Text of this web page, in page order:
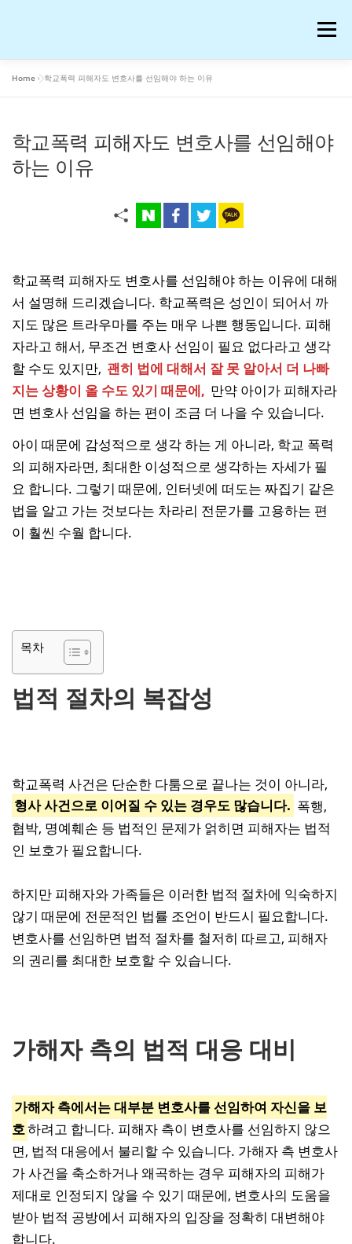
메뉴
AI 연구 워드프레스 일기 온라인 강의 후기
생활꿀팁 반려동물 화장품
프로그램 IT 저작권과 법
Home »학교폭력 피해자도 변호사를 선임해야 하는 이유
학교폭력 피해자도 변호사를 선임해야
하는 이유
학교폭력 피해자도 변호사를 선임해야 하는 이유에 대해
서 설명해 드리겠습니다. 학교폭력은 성인이 되어서 까
지도 많은 트라우마를 주는 매우 나쁜 행동입니다. 피해
자라고 해서, 무조건 변호사 선임이 필요 없다라고 생각
할 수도 있지만, 괜히 법에 대해서 잘 못 알아서 더 나빠
지는 상황이 올 수도 있기 때문에, 만약 아이가 피해자라
면 변호사 선임을 하는 편이 조금 더 나을 수 있습니다.
아이 때문에 감성적으로 생각 하는 게 아니라, 학교 폭력
의 피해자라면, 최대한 이성적으로 생각하는 자세가 필
요 합니다. 그렇기 때문에, 인터넷에 떠도는 짜집기 같은
법을 알고 가는 것보다는 차라리 전문가를 고용하는 편
이 훨씬 수월 합니다.
목차
법적 절차의 복잡성
학교폭력 사건은 단순한 다툼으로 끝나는 것이 아니라,
형사 사건으로 이어질 수 있는 경우도 많습니다. 폭행,
협박, 명예훼손 등 법적인 문제가 얽히면 피해자는 법적
인 보호가 필요합니다.
하지만 피해자와 가족들은 이러한 법적 절차에 익숙하지
않기 때문에 전문적인 법률 조언이 반드시 필요합니다.
변호사를 선임하면 법적 절차를 철저히 따르고, 피해자
의 권리를 최대한 보호할 수 있습니다.
가해자 측의 법적 대응 대비
가해자 측에서는 대부분 변호사를 선임하여 자신을 보
호하려고 합니다. 피해자 측이 변호사를 선임하지 않으
면, 법적 대응에서 불리할 수 있습니다. 가해자 측 변호사
가 사건을 축소하거나 왜곡하는 경우 피해자의 피해가
제대로 인정되지 않을 수 있기 때문에, 변호사의 도움을
받아 법적 공방에서 피해자의 입장을 정확히 대변해야
합니다.